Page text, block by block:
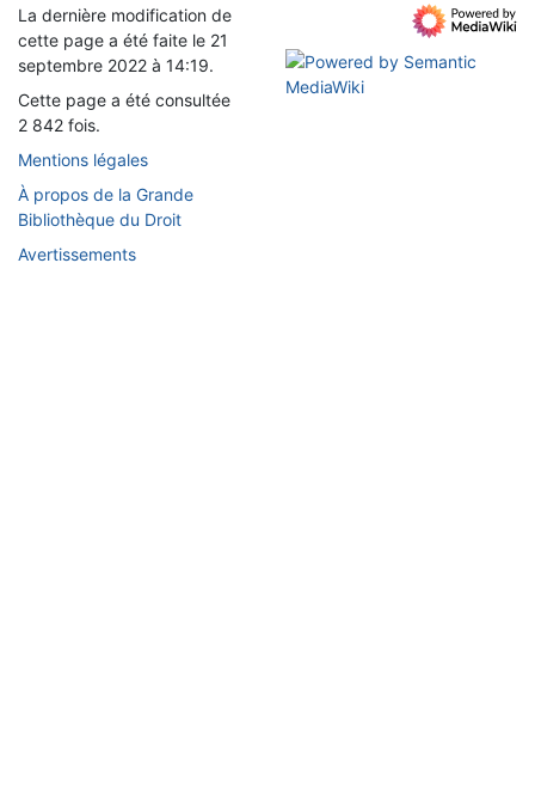
La dernière modification de
cette page a été faite le 21
septembre 2022 à 14:19.
Cette page a été consultée
2 842 fois.
Mentions légales
À propos de la Grande
Bibliothèque du Droit
Avertissements